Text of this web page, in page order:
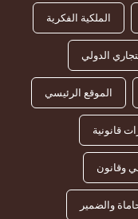
الملكية الفكرية
الدولي
الموقع الرئيسي
قانونية
وقانون
والضمير